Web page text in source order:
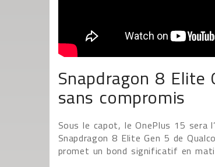
Snapdragon 8 Elite
sans compromis
Sous le capot, le OnePlus 15 sera
Snapdragon 8 Elite Gen 5 de
promet un bond significatif en